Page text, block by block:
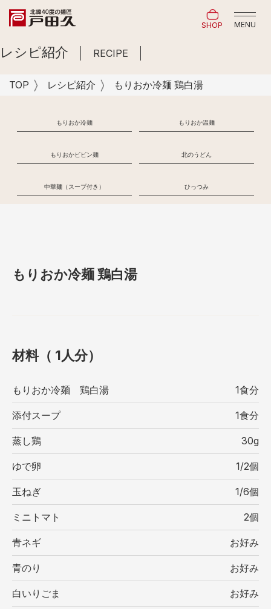
SHOP MENU
レシピ紹介 RECIPE
TOP レシピ紹介 もりおか冷麺 鶏白湯
もりおか冷麺 もりおか温麺
もりおかビビン麺 北のうどん
中華麺（スープ付き） ひっつみ
もりおか冷麺 鶏白湯
材料（ 1⼈分）
もりおか冷麺 鶏白湯 1食分
添付スープ 1食分
蒸し鶏 30g
ゆで卵 1/2個
玉ねぎ 1/6個
ミニトマト 2個
青ネギ お好み
青のり お好み
白いりごま お好み